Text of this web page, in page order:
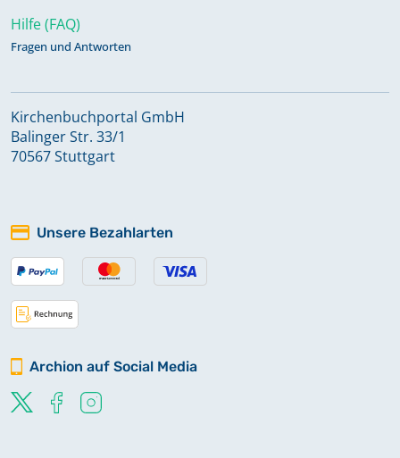
Hilfe (FAQ)
Fragen und Antworten
Kirchenbuchportal GmbH
Balinger Str. 33/1
70567 Stuttgart
Unsere Bezahlarten
Archion auf Social Media